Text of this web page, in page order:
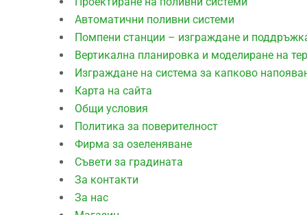
Автоматични поливни системи
Помпени станции – изграждане и
Вертикална планировка и моделиране на
Изграждане на система за капково
Карта на сайта
Общи условия
Политика за поверителност
Фирма за озеленяване
Съвети за градината
За контакти
За нас